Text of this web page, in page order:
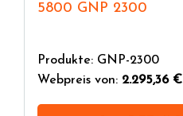
5800 GNP 2300
Produkte: GNP-2300
Webpreis von: 2.295,36 €